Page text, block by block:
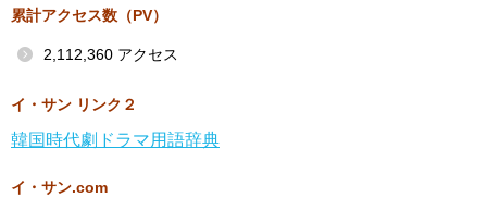
累計アクセス数（PV）
2,112,360 アクセス
イ・サン リンク２
韓国時代劇ドラマ用語辞典
イ・サン.com